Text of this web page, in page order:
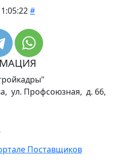
#
ул. Профсоюзная, д. 66,